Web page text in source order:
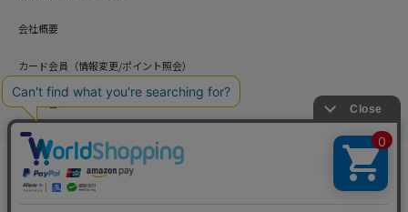
会社概要
カード会員（情報変更/ポイント照会）